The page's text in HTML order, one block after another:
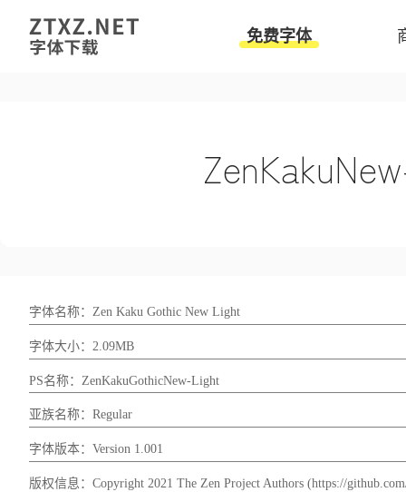
免费字体
字体名称：Zen Kaku Gothic New Light
字体大小：2.09MB
PS名称：ZenKakuGothicNew-Light
亚族名称：Regular
字体版本：Version 1.001
版权信息：Copyright 2021 The Zen Project Authors (https://